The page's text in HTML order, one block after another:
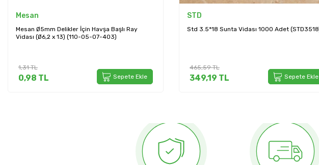
STD
Std 3.5*18 Sunta Vidası 1000 Adet (STD3518)
465,59
349,19TL Sepete Ekle
STD
Std 3*25 Sunta Arkalık Vidası 1000 Adet
651,84TL
488,88TL Sepete Ekle